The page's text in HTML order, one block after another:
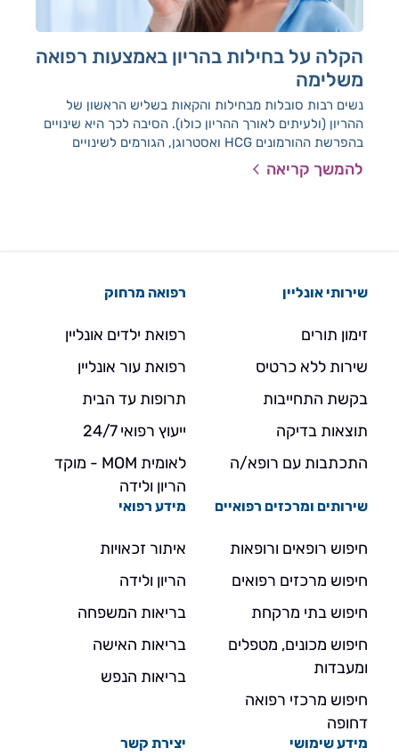
הקלה על בחילות בהריון באמצעות רפואה
משלימה
נשים רבות סובלות מבחילות והקאות בשליש הראשון של
ההריון (ולעיתים לאורך ההריון כולו). הסיבה לכך היא שינויים
בהפרשת ההורמונים HCG ואסטרוגן, הגורמים לשינויים
הורמונליים ומטבוליים. הרפואה המשלימה כאן כדי לעזור.
להמשך קריאה
שירותי אונליין
זימון תורים
שירות ללא כרטיס
בקשת התחייבות
תוצאות בדיקה
התכתבות עם רופא/ה
רפואה מרחוק
רפואת ילדים אונליין
רפואת עור אונליין
תרופות עד הבית
ייעוץ רפואי 24/7
לאומית MOM - מוקד
הריון ולידה
שירותים ומרכזים רפואיים
חיפוש רופאים ורופאות
חיפוש מרכזים רפואים
חיפוש בתי מרקחת
חיפוש מכונים, מטפלים
ומעבדות
חיפוש מרכזי רפואה
דחופה
מידע רפואי
איתור זכאויות
הריון ולידה
בריאות המשפחה
בריאות האישה
בריאות הנפש
מידע שימושי יצירת קשר